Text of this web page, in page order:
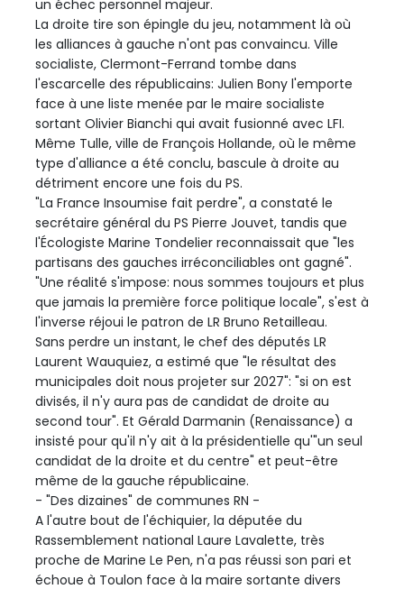
un échec personnel majeur.
La droite tire son épingle du jeu, notamment là où
les alliances à gauche n'ont pas convaincu. Ville
socialiste, Clermont-Ferrand tombe dans
l'escarcelle des républicains: Julien Bony l'emporte
face à une liste menée par le maire socialiste
sortant Olivier Bianchi qui avait fusionné avec LFI.
Même Tulle, ville de François Hollande, où le même
type d'alliance a été conclu, bascule à droite au
détriment encore une fois du PS.
"La France Insoumise fait perdre", a constaté le
secrétaire général du PS Pierre Jouvet, tandis que
l'Écologiste Marine Tondelier reconnaissait que "les
partisans des gauches irréconciliables ont gagné".
"Une réalité s'impose: nous sommes toujours et plus
que jamais la première force politique locale", s'est à
l'inverse réjoui le patron de LR Bruno Retailleau.
Sans perdre un instant, le chef des députés LR
Laurent Wauquiez, a estimé que "le résultat des
municipales doit nous projeter sur 2027": "si on est
divisés, il n'y aura pas de candidat de droite au
second tour". Et Gérald Darmanin (Renaissance) a
insisté pour qu'il n'y ait à la présidentielle qu'"un seul
candidat de la droite et du centre" et peut-être
même de la gauche républicaine.
- "Des dizaines" de communes RN -
A l'autre bout de l'échiquier, la députée du
Rassemblement national Laure Lavalette, très
proche de Marine Le Pen, n'a pas réussi son pari et
échoue à Toulon face à la maire sortante divers